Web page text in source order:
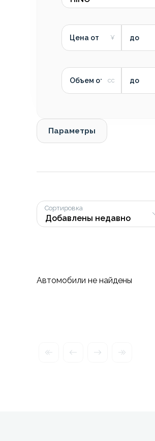
Цена от до
Объем от до
Параметры
Сортировка
Автомобили не найдены